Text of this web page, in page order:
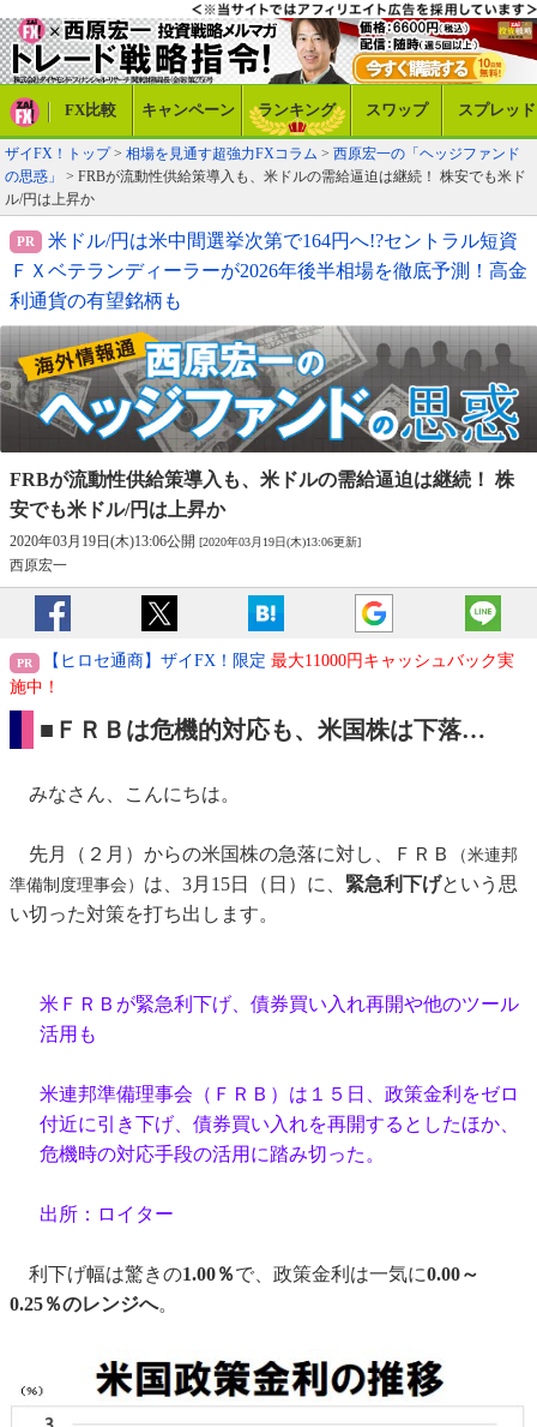
FX比較 キャンペーン ランキング スワップ スプレッド
ザイFX！トップ> 相場を見通す超強力FXコラム > 西原宏一の「ヘッジファンド
の思惑」
> FRBが流動性供給策導入も、米ドルの需給逼迫は継続！ 株安でも米ド
ル/円は上昇か
米ドル/円は米中間選挙次第で164円へ!?セントラル短資
ＦＸベテランディーラーが2026年後半相場を徹底予測！高金
利通貨の有望銘柄も
FRBが流動性供給策導入も、米ドルの需給逼迫は継続！ 株
安でも米ドル/円は上昇か
2020年03月19日(木)13:06公開 [2020年03月19日(木)13:06更新]
西原宏一
【ヒロセ通商】ザイFX！限定 最大11000円キャッシュバック実
施中！
■ＦＲＢは危機的対応も、米国株は下落…
みなさん、こんにちは。
先月（２月）からの米国株の急落に対し、ＦＲＢ
（米連邦
準備制度理事会） は、3月15日（日）に、 緊急利下げという思
い切った対策を打ち出します。
米ＦＲＢが緊急利下げ、債券買い入れ再開や他のツール
活用も
米連邦準備理事会（ＦＲＢ）は１５日、政策金利をゼロ
付近に引き下げ、債券買い入れを再開するとしたほか、
危機時の対応手段の活用に踏み切った。
出所：ロイター
利下げ幅は驚きの1.00％で、政策金利は一気に0.00～
0.25％のレンジへ。